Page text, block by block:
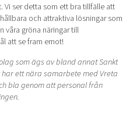
Vi ser detta som ett bra tillfälle att
och attraktiva lösningar som
våra gröna näringar till
att se fram emot!
som ägs av bland annat Sankt
har ett nära samarbete med Vreta
bla genom att personal från